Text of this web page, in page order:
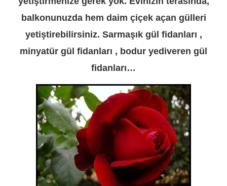
balkonunuzda hem daim çiçek açan gülleri
yetiştirebilirsiniz. Sarmaşık gül fidanları ,
minyatür gül fidanları , bodur yediveren gül
fidanları…